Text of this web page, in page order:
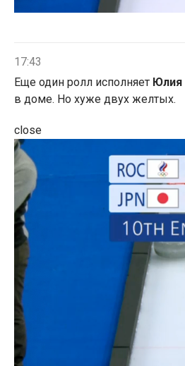
17:43
Еще один ролл исполняет Юлия
в доме. Но хуже двух желтых.
close